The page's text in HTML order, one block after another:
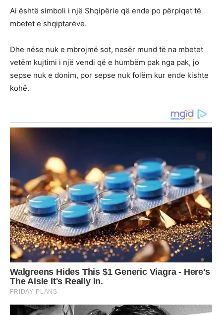
Ai është simboli i një Shqipërie që ende po përpiqet të
mbetet e shqiptarëve.
Dhe nëse nuk e mbrojmë sot, nesër mund të na mbetet
vetëm kujtimi i një vendi që e humbëm pak nga pak, jo
sepse nuk e donim, por sepse nuk folëm kur ende kishte
kohë.